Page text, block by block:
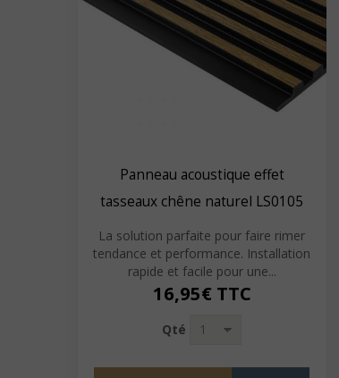
Panneau acoustique effet
tasseaux chêne naturel LS0105
La solution parfaite pour faire rimer
tendance et performance. Installation
rapide et facile pour une...
16,95€ TTC
Qté